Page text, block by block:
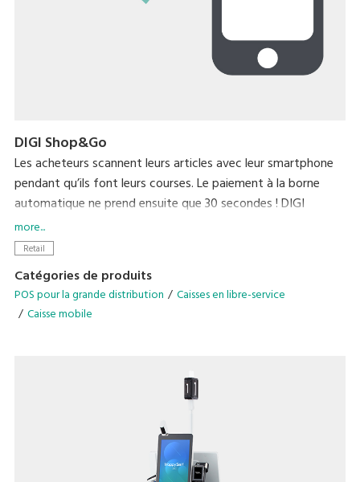
DIGI Shop&Go
Les acheteurs scannent leurs articles avec leur smartphone
pendant qu’ils font leurs courses. Le paiement à la borne
automatique ne prend ensuite que 30 secondes ! DIGI
Shop&Go réinvente l’expérience commerciale en réduisant
considérablement l’une des principales sources de stress
more...
Retail
Catégories de produits
POS pour la grande distribution
Caisses en libre-service
Caisse mobile